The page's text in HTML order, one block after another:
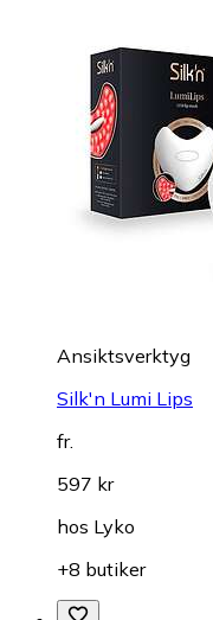
Ansiktsverktyg
Silk'n Lumi Lips
fr.
597 kr
hos Lyko
+8 butiker